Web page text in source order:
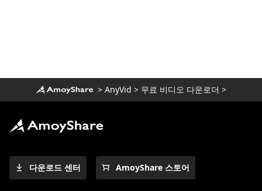
영화를 볼 수있는 놀라운 YesMovie 대안
[2023]
WatchSeries 대안
대안
KissCartoon 대안 상위 10 개 : [2023 년 출
> AnyVid > 무료 비디오 다운로더 >
다운로드 센터 AmoyShare 스토어